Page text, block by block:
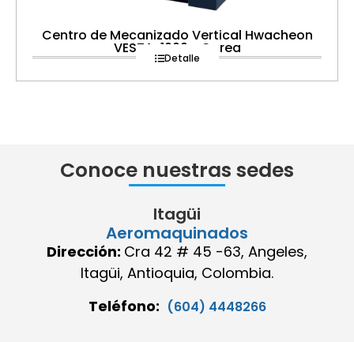
Centro de Mecanizado Vertical Hwacheon
VESTA-1000+ Corea
Detalle
Conoce nuestras sedes
Itagüi
Aeromaquinados
Dirección: Cra 42 # 45 -63, Angeles,
Itagüi, Antioquia, Colombia.
Teléfono: (604) 4448266